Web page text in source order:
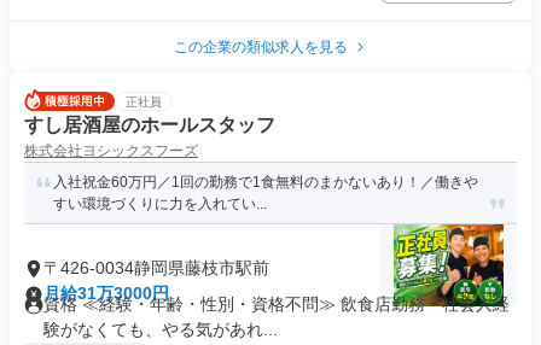
この企業の類似求人を見る
正社員
すし居酒屋のホールスタッフ
株式会社ヨシックスフーズ
入社祝金60万円／1回の勤務で1食無料のまかないあり！／働きや
すい環境づくりに力を入れてい...
〒426-0034静岡県藤枝市駅前
月給31万3000円
資格 ≪経験・年齢・性別・資格不問≫ 飲食店勤務・社会人経
験がなくても、やる気があれ...